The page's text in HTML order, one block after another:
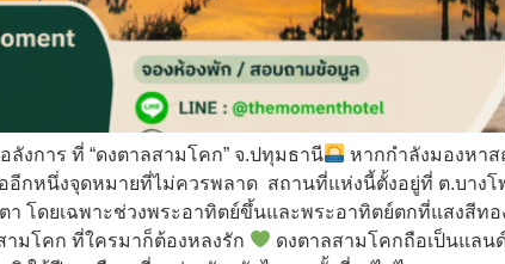
งการ ที่ “ดงตาลสามโคก” จ.ปทุมธานี
หากกำลังมองหาส
อีกหนึ่งจุดหมายที่ไม่ควรพลาด สถานที่แห่งนี้ตั้งอยู่ที่ ต.บาง
า โดยเฉพาะช่วงพระอาทิตย์ขึ้นและพระอาทิตย์ตกที่แสงสี
ามโคก ที่ใครมาก็ต้องหลงรัก
ดงตาลสามโคกถือเป็นแล